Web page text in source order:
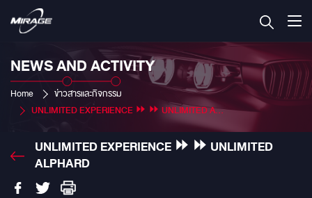
NEWS AND ACTIVITY
Home
ข่าวสารและกิจกรรม
UNLIMITED EXPERIENCE ⏩ ⏩ UNLIMITED ALPHARD
UNLIMITED EXPERIENCE ⏩ ⏩ UNLIMITED
ALPHARD